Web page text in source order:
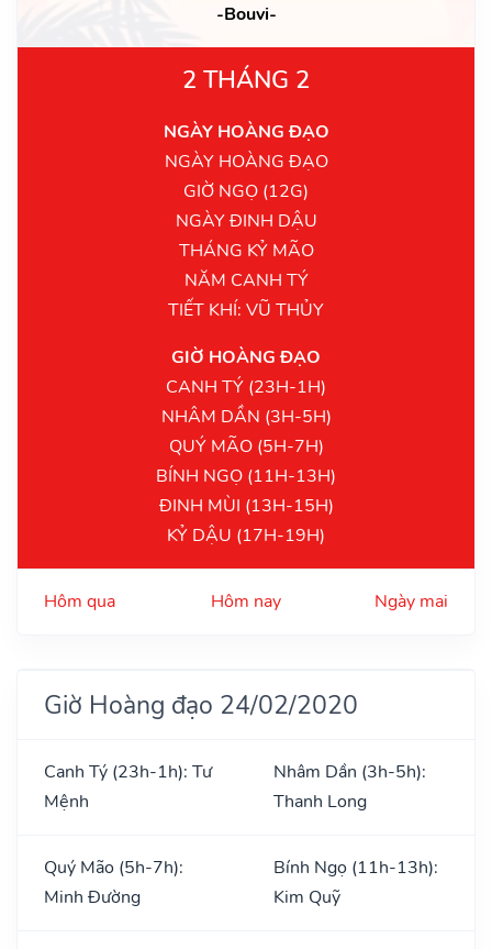
-Bouvi-
2 THÁNG 2
NGÀY HOÀNG ĐẠO
NGÀY HOÀNG ĐẠO
GIỜ NGỌ (12G)
NGÀY ĐINH DẬU
THÁNG KỶ MÃO
NĂM CANH TÝ
TIẾT KHÍ: VŨ THỦY
GIỜ HOÀNG ĐẠO
CANH TÝ (23H-1H)
NHÂM DẦN (3H-5H)
QUÝ MÃO (5H-7H)
BÍNH NGỌ (11H-13H)
ĐINH MÙI (13H-15H)
KỶ DẬU (17H-19H)
Hôm qua Hôm nay Ngày mai
Giờ Hoàng đạo 24/02/2020
Canh Tý (23h-1h): Tư
Mệnh
Nhâm Dần (3h-5h):
Thanh Long
Quý Mão (5h-7h):
Minh Đường
Bính Ngọ (11h-13h):
Kim Quỹ